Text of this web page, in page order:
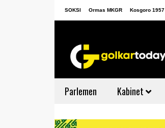
SOKSI Ormas MKGR Kosgoro 1957
Parlemen Kabinet